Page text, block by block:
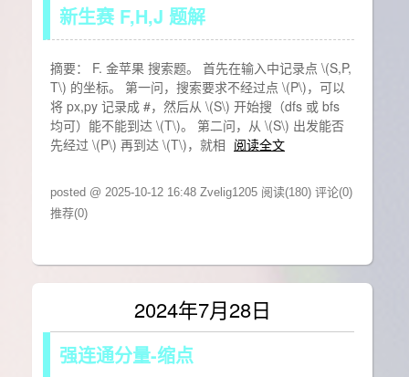
新生赛 F,H,J 题解
摘要： F. 金苹果 搜索题。 首先在输入中记录点 \(S,P,
T\) 的坐标。 第一问，搜索要求不经过点 \(P\)，可以
将 px,py 记录成 #，然后从 \(S\) 开始搜（dfs 或 bfs
均可）能不能到达 \(T\)。 第二问，从 \(S\) 出发能否
先经过 \(P\) 再到达 \(T\)，就相 阅读全文
posted @ 2025-10-12 16:48 Zvelig1205 阅读(180) 评论(0)
推荐(0)
2024年7月28日
强连通分量-缩点